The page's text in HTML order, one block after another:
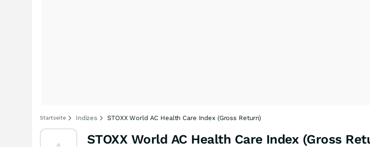
Startseite Indizes STOXX World AC Health Care Index (Gross Return)
STOXX World AC Health Care Index (Gross